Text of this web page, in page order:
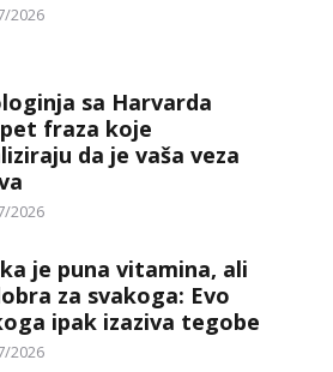
2026
sa Harvarda
fraza koje
da je vaša veza
2026
je puna vitamina, ali
za svakoga: Evo
ipak izaziva tegobe
2026